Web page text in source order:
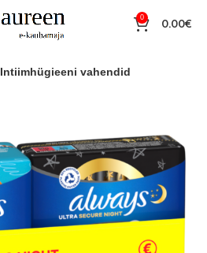
0 0.00€
Intiimhügieeni vahendid